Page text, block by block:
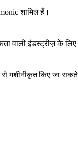
शामिल हैं।
वाली इंडस्ट्रीज़ के
से मशीनीकृत किए जा